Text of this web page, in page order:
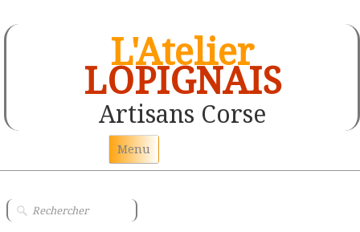
L'Atelier
LOPIGNAIS
Artisans Corse
Menu